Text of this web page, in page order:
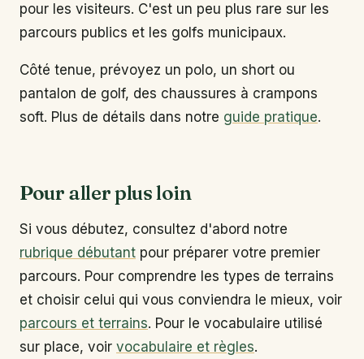
pour les visiteurs. C'est un peu plus rare sur les
parcours publics et les golfs municipaux.
Côté tenue, prévoyez un polo, un short ou
pantalon de golf, des chaussures à crampons
soft. Plus de détails dans notre guide pratique.
Pour aller plus loin
Si vous débutez, consultez d'abord notre
rubrique débutant pour préparer votre premier
parcours. Pour comprendre les types de terrains
et choisir celui qui vous conviendra le mieux, voir
parcours et terrains. Pour le vocabulaire utilisé
sur place, voir vocabulaire et règles.